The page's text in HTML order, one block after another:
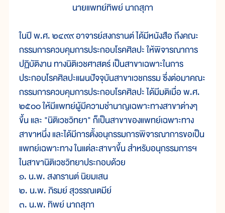
นายแพทย์ทิพย์ นาถสุภา
ในปี พ.ศ. ๒๔๙๙ อาจารย์สงกรานต์ ได้มีหนังสือ ถึงคณะ
กรรมการควบคุมการประกอบโรคศิลปะ ให้พิจารณาการ
ปฏิบัติงาน ทางนิติเวชศาสตร์ เป็นสาขาเฉพาะในการ
ประกอบโรคศิลปะแผนปัจจุบันสาขาเวชกรรม ซึ่งต่อมาคณะ
กรรมการควบคุมการประกอบโรคศิลปะ ได้มีมติเมื่อ พ.ศ.
๒๕๐๐ ให้มีแพทย์ผู้มีความชำนาญเฉพาะทางสาขาต่างๆ
ขึ้น และ "นิติเวชวิทยา" ก็เป็นสาขาของแพทย์เฉพาะทาง
สาขาหนึ่ง และได้มีการตั้งอนุกรรมการพิจารณาการขอเป็น
แพทย์เฉพาะทาง ในแต่ละสาขาขึ้น สำหรับอนุกรรมการฯ
ในสาขานิติเวชวิทยาประกอบด้วย
๑. น.พ. สงกรานต์ นิยมเสน
๒. น.พ. ภิรมย์ สุวรรณเตมีย์
๓. น.พ. ทิพย์ นาถสุภา